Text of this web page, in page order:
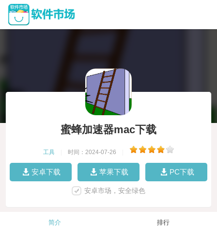
蜜蜂加速器mac下载
工具 时间：2024-07-26
安卓下载 苹果下载 PC下载
安卓市场，安全绿色
简介 排行